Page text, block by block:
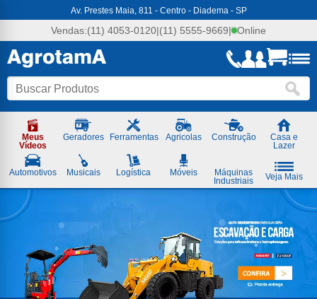
-
Soluções
em
Máquinas
Ferramentas
Av. Prestes Maia, 811 - Centro - Diadema - SP
Vendas:(11) 4053-0120|(11) 5555-9669| Online
Meus
Vídeos
Geradores Ferramentas Agricolas Construção
Casa e
Lazer
Automotivos Musicais Logística Móveis
Máquinas
Industriais
Veja Mais